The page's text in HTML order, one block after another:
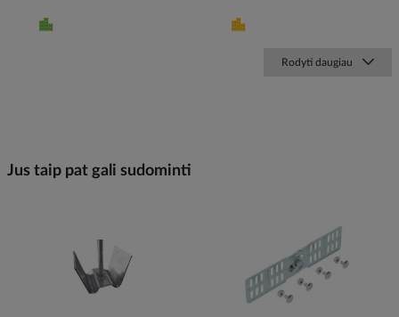
Rodyti daugiau
Jus taip pat gali sudominti